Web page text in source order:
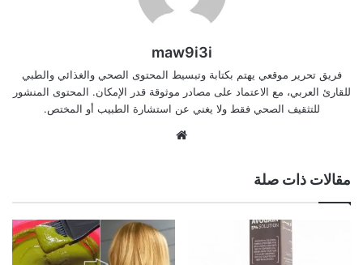
maw9i3i
فريق تحرير موقعي يهتم بكتابة وتبسيط المحتوى الصحي والغذائي والطبي
للقارئ العربي، مع الاعتماد على مصادر موثوقة قدر الإمكان. المحتوى المنشور
للتثقيف الصحي فقط ولا يغني عن استشارة الطبيب أو المختص.
مقالات ذات صلة